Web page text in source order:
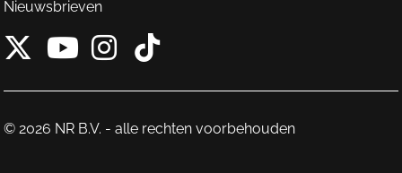
Nieuwsbrieven
X van NieuwRechts
Instagram van
Tiktok van
© 2026 NR B.V. - alle rechten voorbehouden